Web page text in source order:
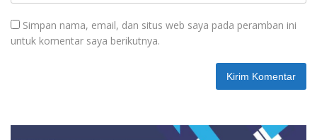
Simpan nama, email, dan situs web saya pada peramban ini
untuk komentar saya berikutnya.